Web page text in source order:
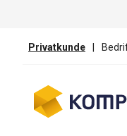
Privatkunde |